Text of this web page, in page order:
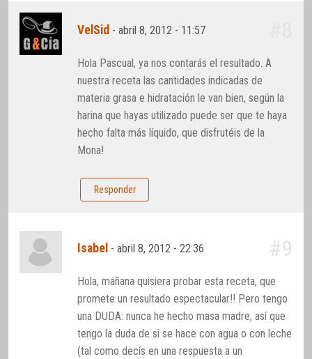
VelSid -abril 8, 2012 - 11:57
Hola Pascual, ya nos contarás el resultado. A
nuestra receta las cantidades indicadas de
materia grasa e hidratación le van bien, según la
harina que hayas utilizado puede ser que te haya
hecho falta más líquido, que disfrutéis de la
Mona!
Responder
Isabel -abril 8, 2012 - 22:36 #9
Hola, mañana quisiera probar esta receta, que
promete un resultado espectacular!! Pero tengo
una DUDA: nunca he hecho masa madre, así que
tengo la duda de si se hace con agua o con leche
(tal como decís en una respuesta a un